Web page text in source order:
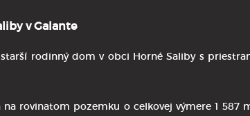
v Galante
rodinný dom v obci Horné Saliby s
rovinatom pozemku o celkovej výmere 1 587